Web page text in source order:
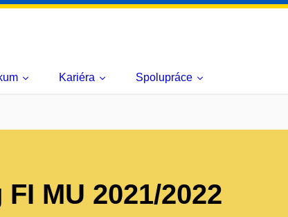
Kariéra Spolupráce
MU 2021/2022